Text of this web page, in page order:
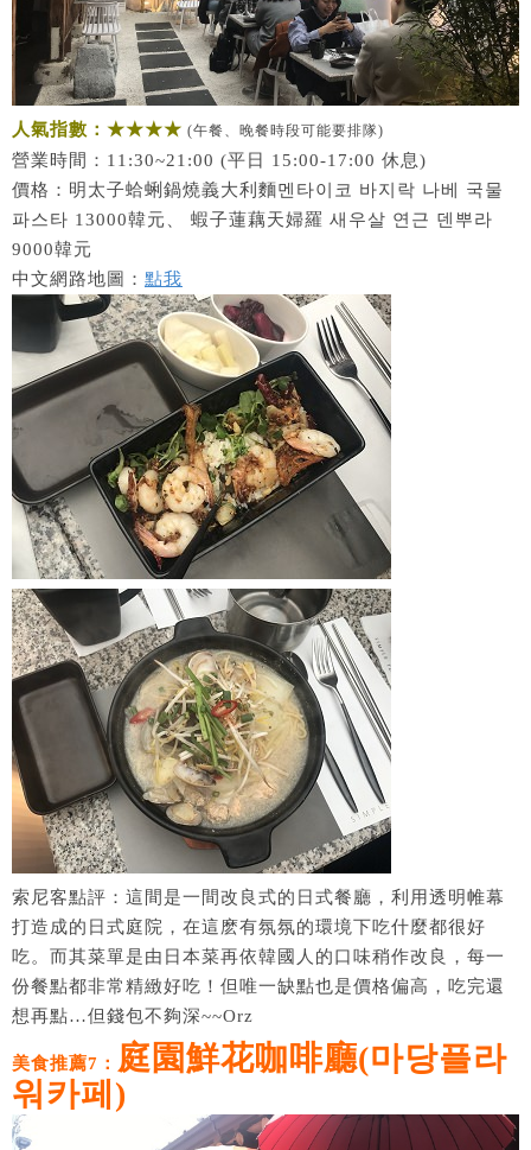
人氣指數：★★★★ (午餐、晚餐時段可能要排隊)
營業時間：11:30~21:00 (平日 15:00-17:00 休息)
價格：明太子蛤蜊鍋燒義大利麵멘타이코 바지락 나베 국물
파스타 13000韓元、 蝦子蓮藕天婦羅 새우살 연근 덴뿌라
9000韓元
中文網路地圖： 點我
索尼客點評：這間是一間改良式的日式餐廳，利用透明帷幕
打造成的日式庭院，在這麽有氛氛的環境下吃什麼都很好
吃。而其菜單是由日本菜再依韓國人的口味稍作改良，每一
份餐點都非常精緻好吃！但唯一缺點也是價格偏高，吃完還
想再點…但錢包不夠深~~Orz
美食推薦7： 庭園鮮花咖啡廳(마당플라
워카페)